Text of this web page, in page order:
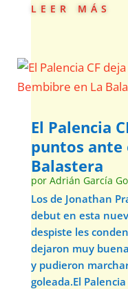
leer más
El Palencia
puntos ante
Balastera
por Adrián García
Los de Jonathan
debut en esta
despiste les
dejaron muy
y pudieron
goleada.El